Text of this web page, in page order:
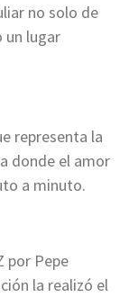
no solo de
un lugar
representa la
donde el amor
a minuto.
por Pepe
la realizó el